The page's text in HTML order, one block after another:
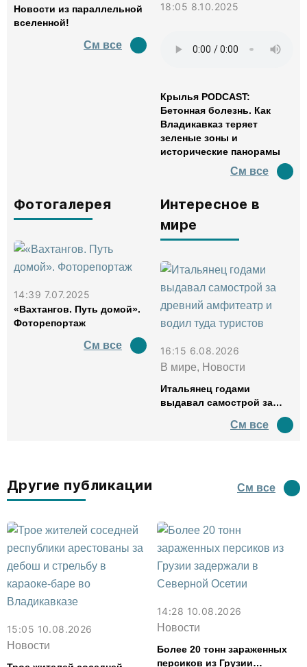
Новости из параллельной
вселенной!
См все
18:05 8.10.2025
Крылья PODCAST:
Бетонная болезнь. Как
Владикавказ теряет
зеленые зоны и
исторические панорамы
См все
Фотогалерея
14:39 7.07.2025
«Вахтангов. Путь домой».
Фоторепортаж
См все
Интересное в
мире
16:15 6.08.2026
В мире, Новости
Итальянец годами
выдавал самострой за
водил туда туристов
См все
Другие публикации См все
15:05 10.08.2026
Новости
14:28 10.08.2026
Новости
Более 20 тонн зараженных
персиков из Грузии